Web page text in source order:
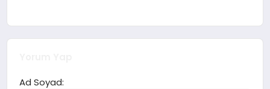
Ad Soyad: